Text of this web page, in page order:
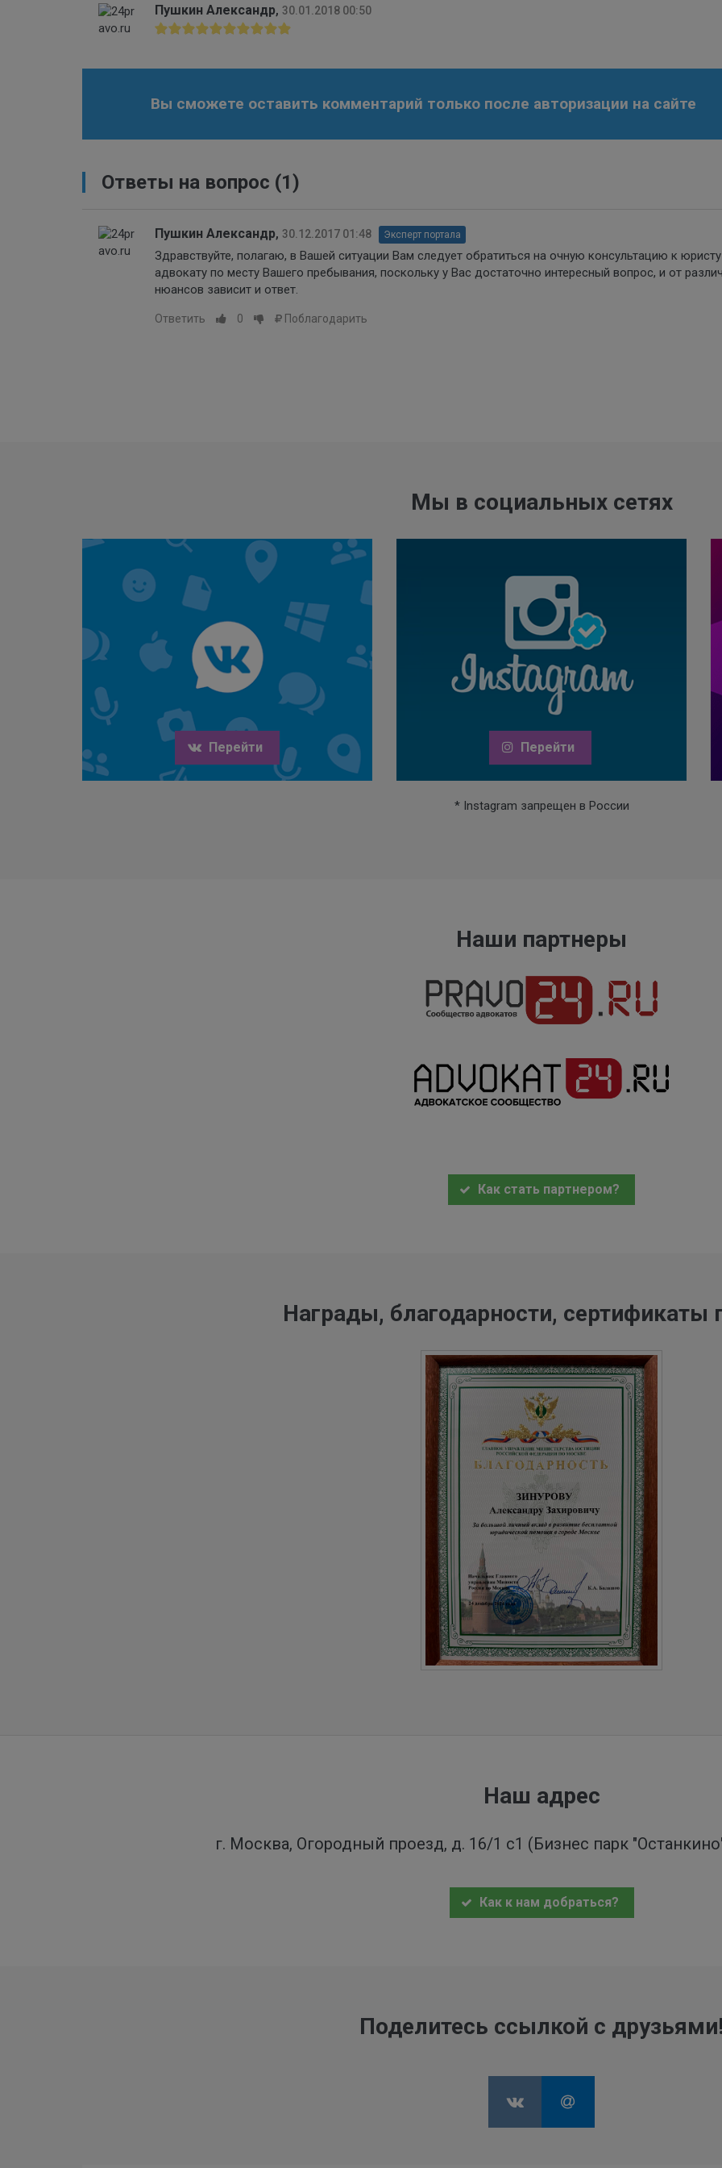
Пушкин Александр, 30.01.2018 00:50
Вы сможете оставить комментарий только после авторизации на сайте
Ответы на вопрос (1)
Пушкин Александр, 30.12.2017 01:48 Эксперт портала
Здравствуйте, полагаю, в Вашей ситуации Вам следует обратиться на очную консультацию к
адвокату по месту Вашего пребывания, поскольку у Вас достаточно интересный вопрос, и от
нюансов зависит и ответ.
Ответить 0 Поблагодарить
Мы в социальных сетях
Перейти Перейти
* Instagram запрещен в России
Наши партнеры
Как стать партнером?
Награды, благодарности, сертификаты
Наш адрес
г. Москва, Огородный проезд, д. 16/1 с1 (Бизнес парк
Как к нам добраться?
Поделитесь ссылкой с друзьями!